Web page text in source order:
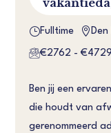
}Fulltime 
€2762 - €4729
Ben jij een
die houdt van
gerenommeerd